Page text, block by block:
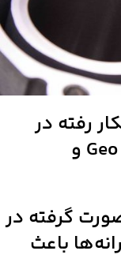
سیلندر بکار رفته در
خودروهای خشنی چون Geo Metro و
گرفته در
باعث